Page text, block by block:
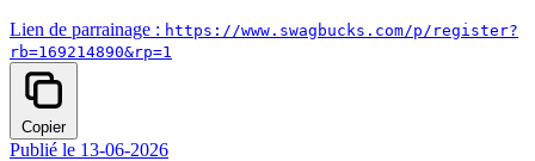
Lien de parrainage : https://www.swagbucks.com/p/register?
rb=169214890&rp=1
Copier
Publié le 13-06-2026